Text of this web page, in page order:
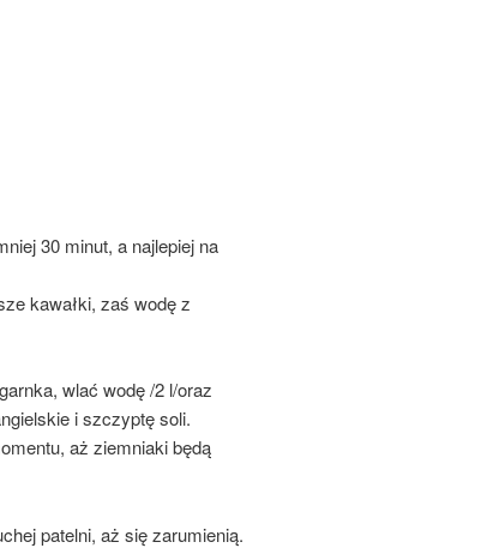
30 minut, a najlepiej na
kawałki, zaś wodę z
wlać wodę /2 l/oraz
i szczyptę soli.
aż ziemniaki będą
patelni, aż się zarumienią.